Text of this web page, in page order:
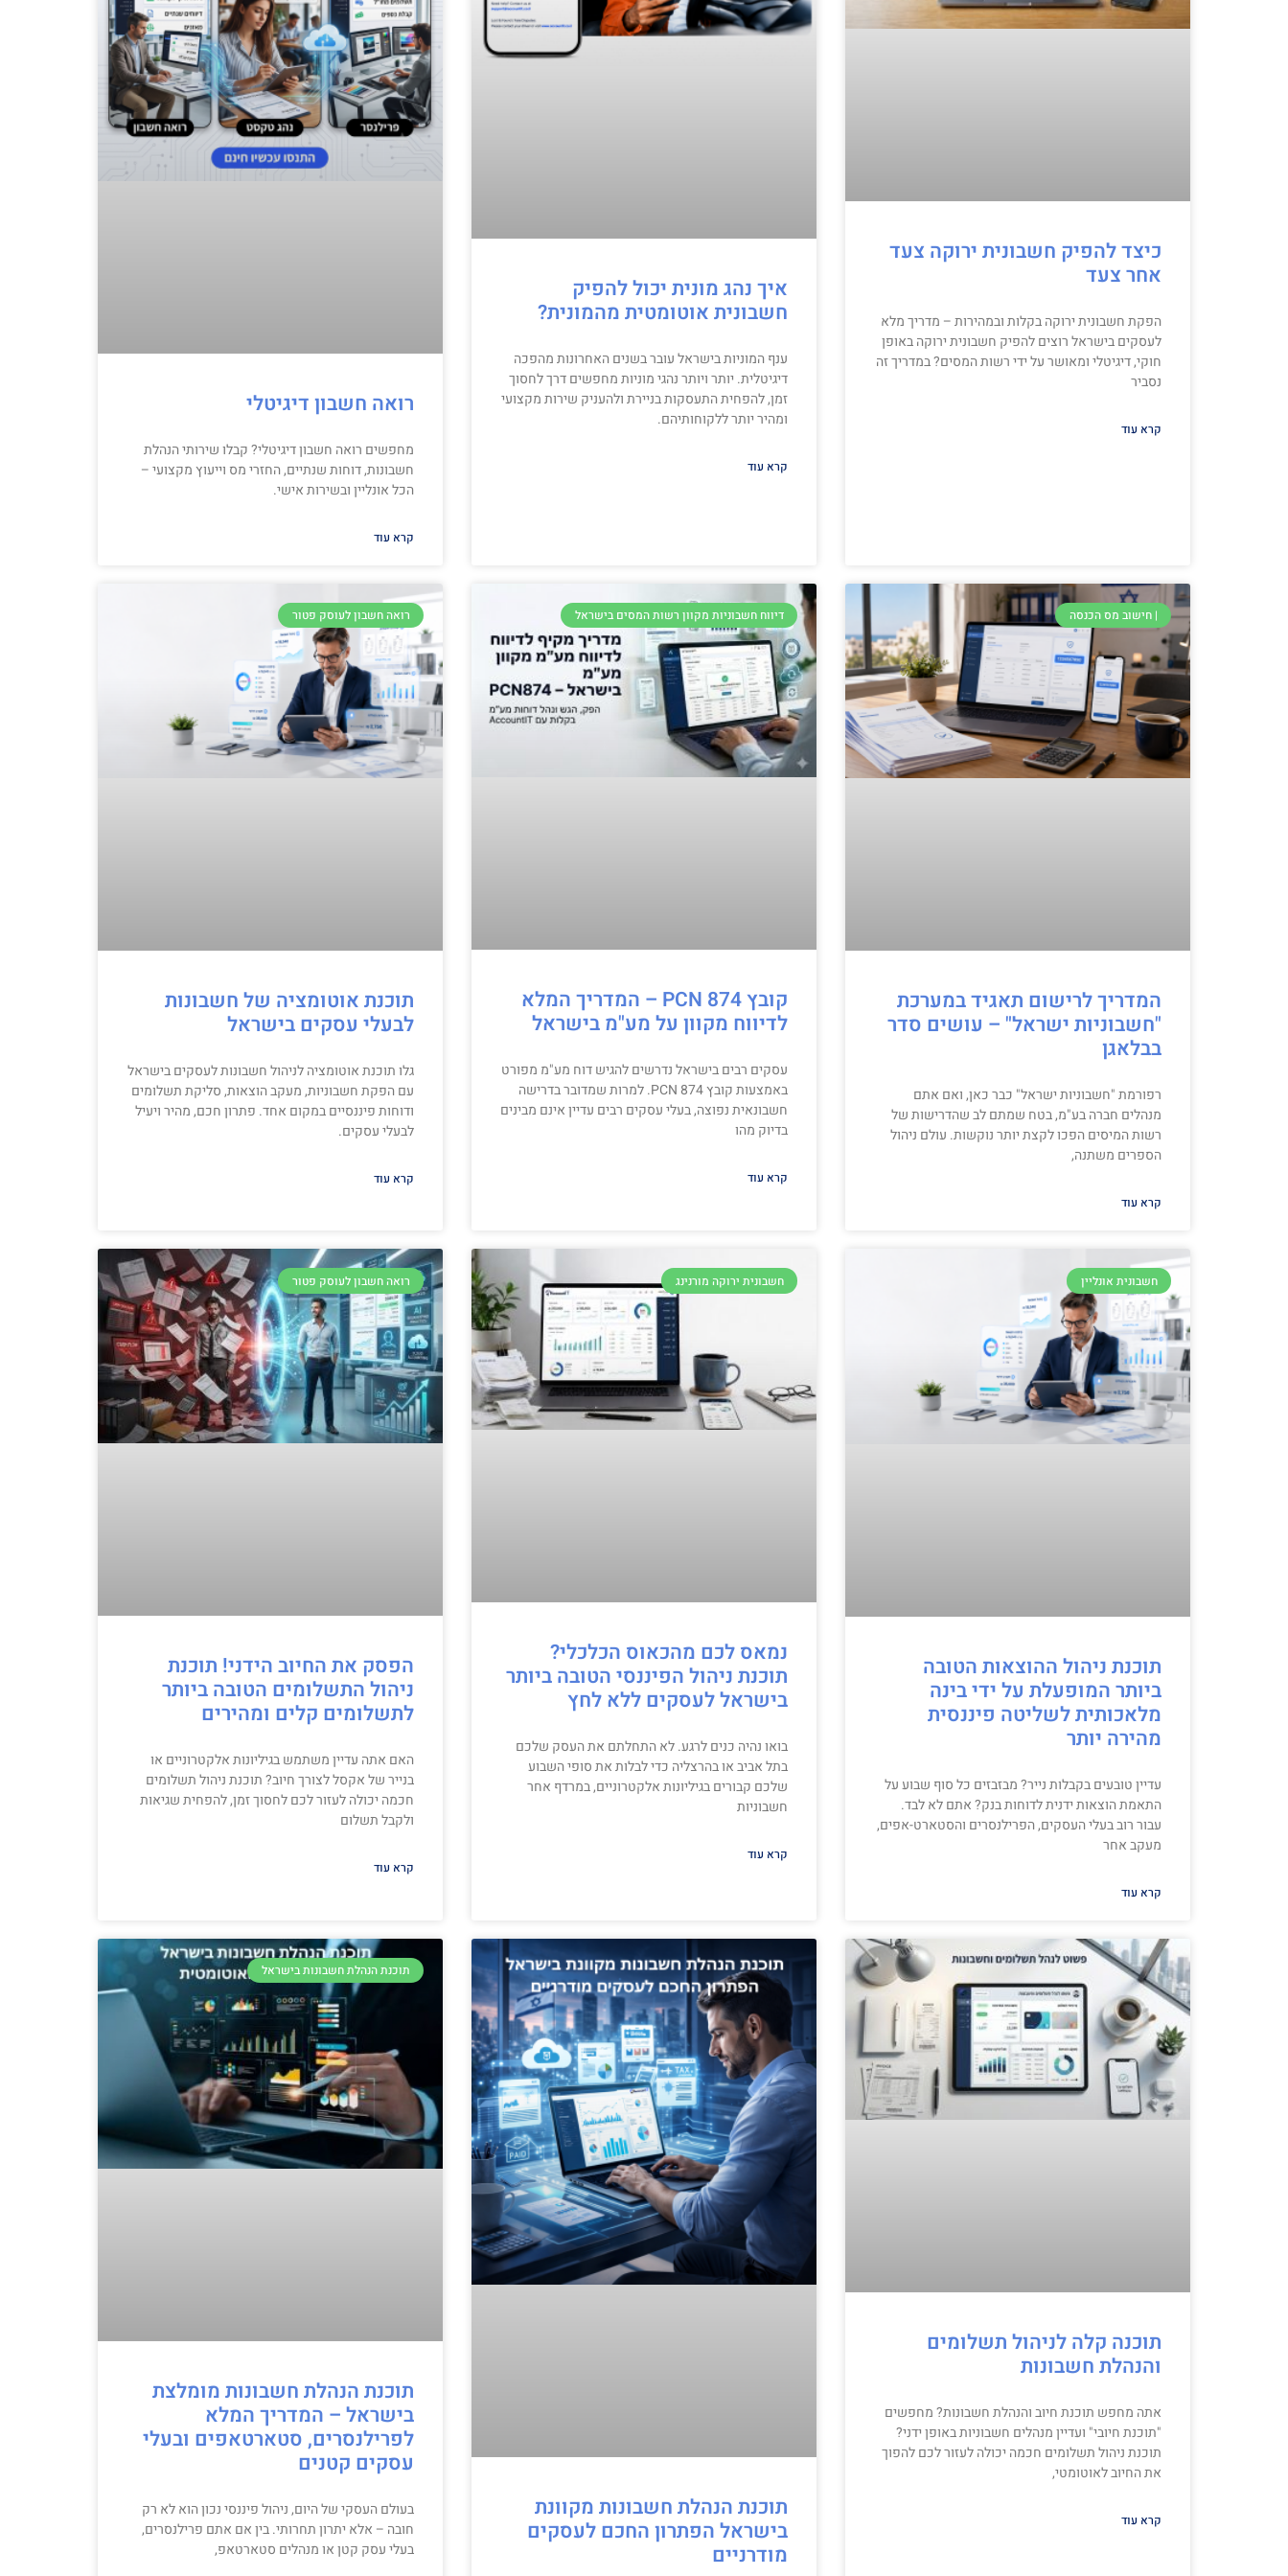
כיצד להפיק חשבונית ירוקה צעד
אחר צעד
הפקת חשבונית ירוקה בקלות ובמהירות – מדריך מלא
לעסקים בישראל רוצים להפיק חשבונית ירוקה באופן
חוקי, דיגיטלי ומאושר על ידי רשות המסים? במדריך זה
נסביר
קרא עוד
איך נהג מונית יכול להפיק
חשבונית אוטומטית מהמונית?
ענף המוניות בישראל עובר בשנים האחרונות מהפכה
דיגיטלית. יותר ויותר נהגי מוניות מחפשים דרך לחסוך
זמן, להפחית התעסקות בניירת ולהעניק שירות מקצועי
ומהיר יותר ללקוחותיהם.
קרא עוד
רואה חשבון דיגיטלי
מחפשים רואה חשבון דיגיטלי? קבלו שירותי הנהלת
חשבונות, דוחות שנתיים, החזרי מס וייעוץ מקצועי –
הכל אונליין ובשירות אישי.
קרא עוד
| חישוב מס הכנסה
המדריך לרישום תאגיד במערכת
"חשבוניות ישראל" – עושים סדר
בבלאגן
רפורמת "חשבוניות ישראל" כבר כאן, ואם אתם
מנהלים חברה בע"מ, בטח שמתם לב שהדרישות של
רשות המיסים הפכו לקצת יותר נוקשות. עולם ניהול
הספרים משתנה,
קרא עוד
דיווח חשבוניות מקוון רשות המסים בישראל
קובץ PCN 874 – המדריך המלא
לדיווח מקוון על מע"מ בישראל
עסקים רבים בישראל נדרשים להגיש דוח מע"מ מפורט
באמצעות קובץ PCN 874. למרות שמדובר בדרישה
חשבונאית נפוצה, בעלי עסקים רבים עדיין אינם מבינים
בדיוק מהו
קרא עוד
רואה חשבון לעוסק פטור
תוכנת אוטומציה של חשבונות
לבעלי עסקים בישראל
גלו תוכנת אוטומציה לניהול חשבונות לעסקים בישראל
עם הפקת חשבוניות, מעקב הוצאות, סליקת תשלומים
ודוחות פיננסיים במקום אחד. פתרון חכם, מהיר ויעיל
לבעלי עסקים.
קרא עוד
חשבונית אונליין
תוכנת ניהול ההוצאות הטובה
ביותר המופעלת על ידי בינה
מלאכותית לשליטה פיננסית
מהירה יותר
עדיין טובעים בקבלות נייר? מבזבזים כל סוף שבוע על
התאמת הוצאות ידנית לדוחות בנק? אתם לא לבד.
עבור רוב בעלי העסקים, הפרילנסרים והסטארט-אפים,
מעקב אחר
קרא עוד
חשבונית ירוקה מורנינג
נמאס לכם מהכאוס הכלכלי?
תוכנת ניהול הפיננסי הטובה ביותר
בישראל לעסקים ללא לחץ
בואו נהיה כנים לרגע. לא התחלתם את העסק שלכם
בתל אביב או בהרצליה כדי לבלות את סופי השבוע
שלכם קבורים בגיליונות אלקטרוניים, במרדף אחר
חשבוניות
קרא עוד
רואה חשבון לעוסק פטור
הפסק את החיוב הידני! תוכנת
ניהול התשלומים הטובה ביותר
לתשלומים קלים ומהירים
האם אתה עדיין משתמש בגיליונות אלקטרוניים או
בנייר של אקסל לצורך חיוב? תוכנת ניהול תשלומים
חכמה יכולה לעזור לכם לחסוך זמן, להפחית שגיאות
ולקבל תשלום
קרא עוד
תוכנה קלה לניהול תשלומים
והנהלת חשבונות
אתה מחפש תוכנת חיוב והנהלת חשבונות? מחפשים
"תוכנת חיובי" ועדיין מנהלים חשבוניות באופן ידני?
תוכנת ניהול תשלומים חכמה יכולה לעזור לכם להפוך
את החיוב לאוטומטי,
קרא עוד
תוכנת הנהלת חשבונות מקוונת
בישראל הפתרון החכם לעסקים
מודרניים
תוכנת הנהלת חשבונות בישראל
תוכנת הנהלת חשבונות מומלצת
בישראל – המדריך המלא
לפרילנסרים, סטארטאפים ובעלי
עסקים קטנים
בעולם העסקי של היום, ניהול פיננסי נכון הוא לא רק
חובה – אלא יתרון תחרותי. בין אם אתם פרילנסרים,
בעלי עסק קטן או מנהלים סטארטאפ,